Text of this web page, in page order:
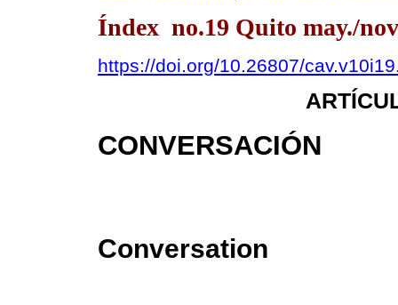
Índex no.19 Quito may./
https://doi.org/10.26807/
CONVERSACIÓN
Conversation